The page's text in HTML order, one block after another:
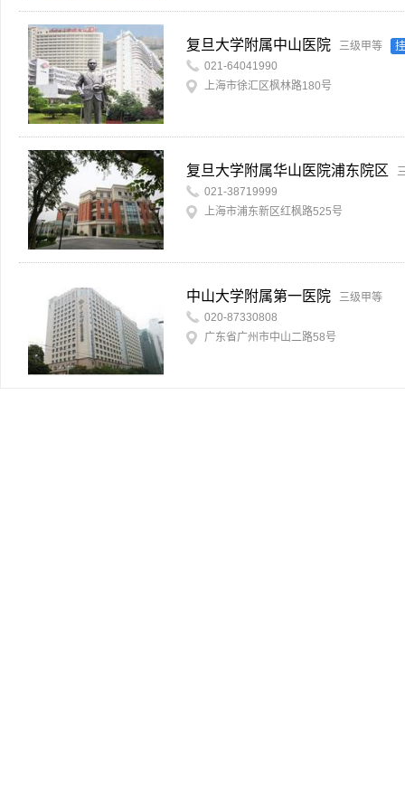
复旦大学附属中山医院 三级甲等
021-64041990
上海市徐汇区枫林路180号
复旦大学附属华山医院浦东院区
021-38719999
上海市浦东新区红枫路525号
中山大学附属第一医院
三级甲等
020-87330808
广东省广州市中山二路58号